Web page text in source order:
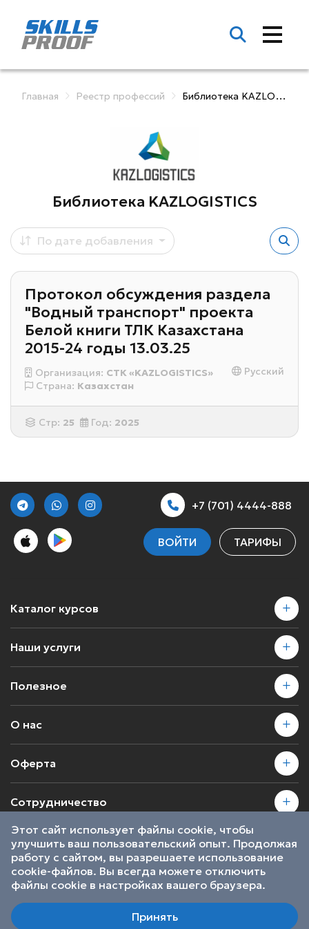
Главная Реестр профессий Библиотека KAZLOGISTICS
Библиотека KAZLOGISTICS
По дате добавления
Протокол обсуждения раздела
"Водный транспорт" проекта
Белой книги ТЛК Казахстана
2015-24 годы 13.03.25
Русский
Организация: СТК «KAZLOGISTICS»
Страна: Казахстан
Стр: 25 Год: 2025
+7 (701) 4444-888
ВОЙТИ ТАРИФЫ
Каталог курсов
Наши услуги
Полезное
О нас
Оферта
Сотрудничество
2026 © SkillsProof | Все права защищены
Пользовательское соглашение
Являемся участниками
Этот сайт использует файлы cookie, чтобы
улучшить ваш пользовательский опыт. Продолжая
работу с сайтом, вы разрешаете использование
cookie-файлов. Вы всегда можете отключить
файлы cookie в настройках вашего браузера.
Принять